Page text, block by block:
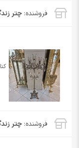
فروشنده:چتر
فروشنده:چتر